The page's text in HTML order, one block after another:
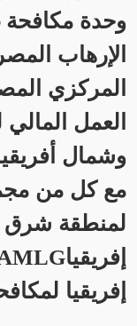
وحدة مكافحة
الإرهاب
المركزي
العمل
وشمال
مع كل من
لمنطقة
إفريقيا
إفريقيا